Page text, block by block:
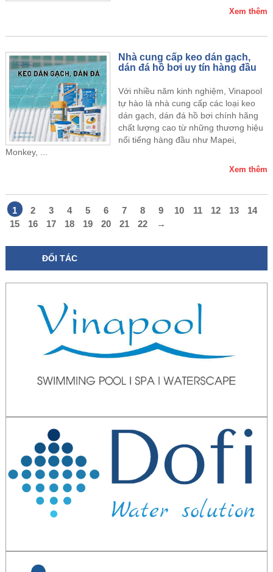
Xem thêm
Nhà cung cấp keo dán gạch,
dán đá hồ bơi uy tín hàng đầu
Với nhiều năm kinh nghiệm, Vinapool
tự hào là nhà cung cấp các loại keo
dán gạch, dán đá hồ bơi chính hãng
chất lượng cao từ những thương hiệu
nổi tiếng hàng đầu như Mapei,
Monkey, ...
Xem thêm
1 2 3 4 5 6 7 8 9 10 11 12 13
14
15
16 17 18 19 20 21 22 →
ĐỐI TÁC